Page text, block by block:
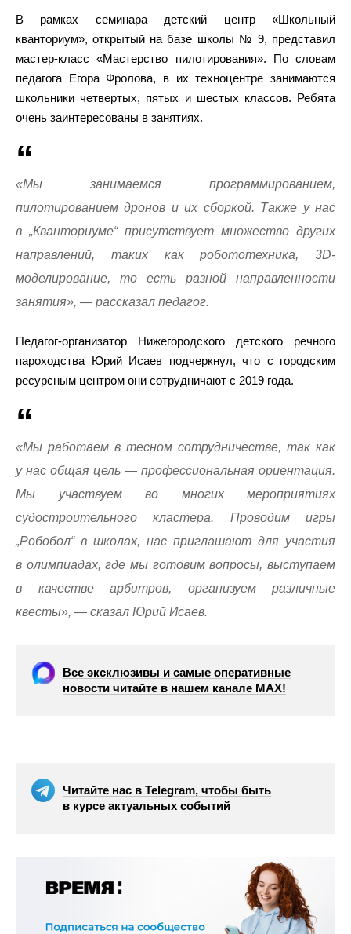
В рамках семинара детский центр «Школьный
кванториум», открытый на базе школы № 9, представил
мастер-класс «Мастерство пилотирования». По словам
педагога Егора Фролова, в их техноцентре занимаются
школьники четвертых, пятых и шестых классов. Ребята
очень заинтересованы в занятиях.
«Мы занимаемся программированием,
пилотированием дронов и их сборкой. Также у нас
в „Кванториуме“ присутствует множество других
направлений, таких как робототехника, 3D-
моделирование, то есть разной направленности
занятия», — рассказал педагог.
Педагог-организатор Нижегородского детского речного
пароходства Юрий Исаев подчеркнул, что с городским
ресурсным центром они сотрудничают с 2019 года.
«Мы работаем в тесном сотрудничестве, так как
у нас общая цель — профессиональная ориентация.
Мы участвуем во многих мероприятиях
судостроительного кластера. Проводим игры
„Робобол“ в школах, нас приглашают для участия
в олимпиадах, где мы готовим вопросы, выступаем
в качестве арбитров, организуем различные
квесты», — сказал Юрий Исаев.
Все эксклюзивы и самые оперативные
новости читайте в нашем канале МАХ!
Читайте нас в Telegram, чтобы быть
в курсе актуальных событий